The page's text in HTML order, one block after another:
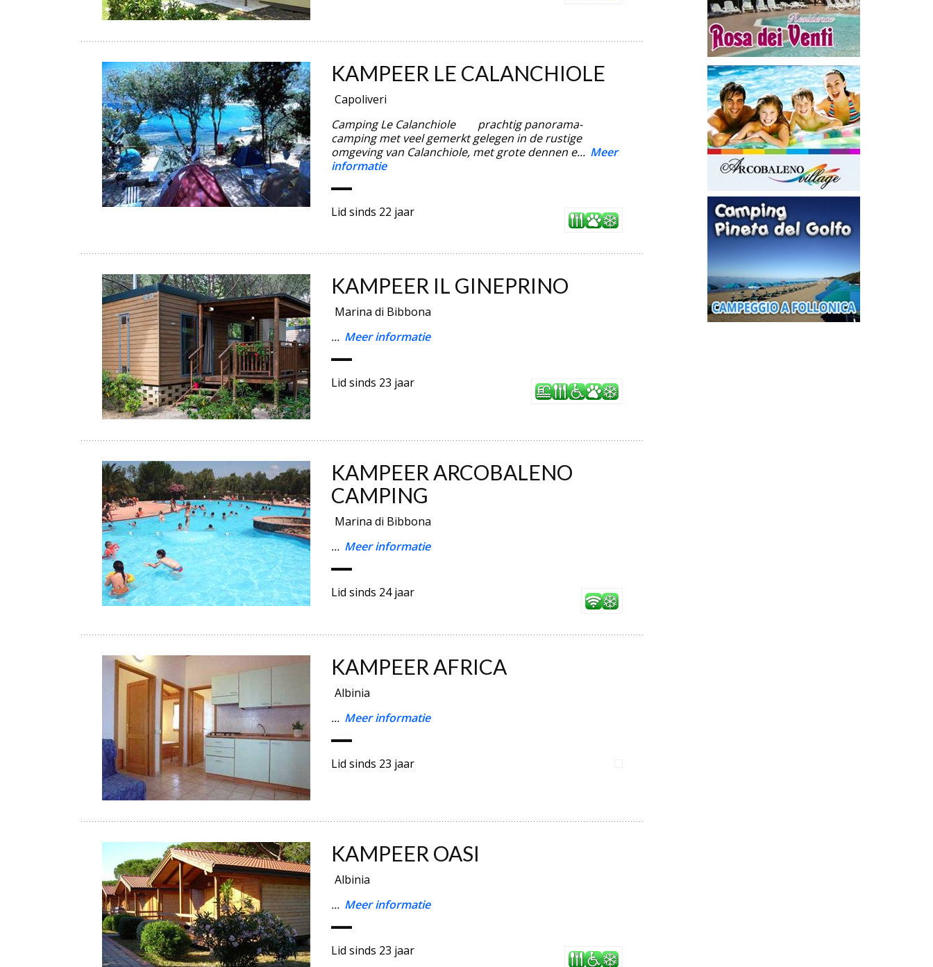
KAMPEER LE CALANCHIOLE
Capoliveri
Camping Le Calanchiole prachtig panorama-
camping met veel gemerkt gelegen in de rustige
omgeving van Calanchiole, met grote dennen e... Meer
informatie
Lid sinds 22 jaar
KAMPEER IL GINEPRINO
Marina di Bibbona
... Meer informatie
Lid sinds 23 jaar
KAMPEER ARCOBALENO
CAMPING
Marina di Bibbona
... Meer informatie
Lid sinds 24 jaar
KAMPEER AFRICA
Albinia
... Meer informatie
Lid sinds 23 jaar
KAMPEER OASI
Albinia
... Meer informatie
Lid sinds 23 jaar